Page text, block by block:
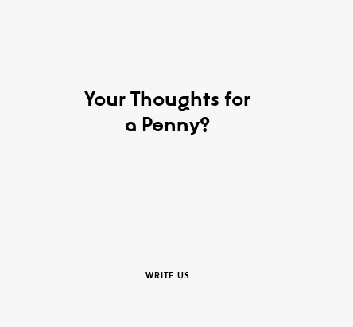
Your Thoughts for
a Penny?
WRITE US